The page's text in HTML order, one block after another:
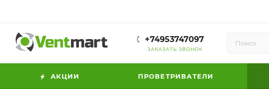
+74953747097
ЗАКАЗАТЬ ЗВОНОК
АКЦИИ ПРОВЕТРИВАТЕЛИ